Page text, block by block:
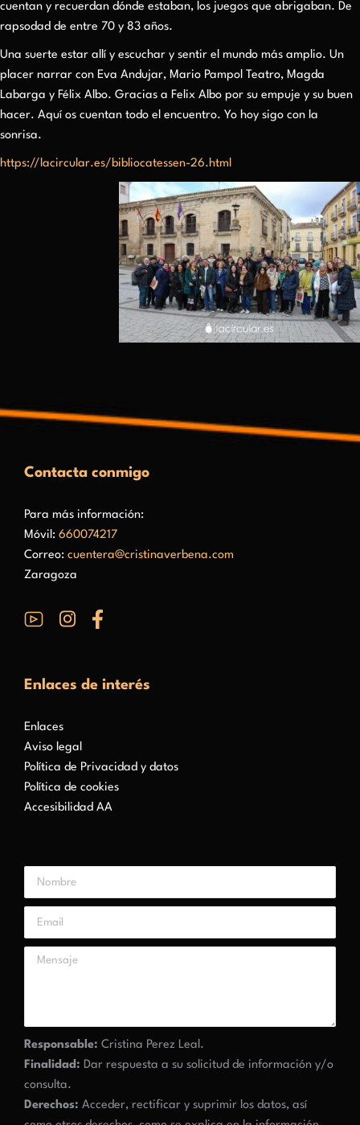
cuentan y recuerdan dónde estaban, los juegos que abrigaban. De
rapsodad de entre 70 y 83 años.
Una suerte estar allí y escuchar y sentir el mundo más amplio. Un
placer narrar con Eva Andujar, Mario Pampol Teatro, Magda
Labarga y Félix Albo. Gracias a Felix Albo por su empuje y su buen
hacer. Aquí os cuentan todo el encuentro. Yo hoy sigo con la
sonrisa.
https://lacircular.es/bibliocatessen-26.html
Contacta conmigo
Para más información:
Móvil: 660074217
Correo: cuentera@cristinaverbena.com
Zaragoza
Enlaces de interés
Enlaces
Aviso legal
Política de Privacidad y datos
Política de cookies
Accesibilidad AA
Responsable: Cristina Perez Leal.
Finalidad: Dar respuesta a su solicitud de información y/o
consulta.
Derechos: Acceder, rectificar y suprimir los datos, así